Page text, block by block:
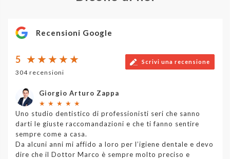
Recensioni Google
5
304 recensioni
Scrivi una recensione
Giorgio Arturo Zappa
★ ★ ★ ★ ★
Uno studio dentistico di professionisti seri che sanno
darti le giuste raccomandazioni e che ti fanno sentire
sempre come a casa.
Da alcuni anni mi affido a loro per l’igiene dentale e devo
dire che il Dottor Marco è sempre molto preciso e